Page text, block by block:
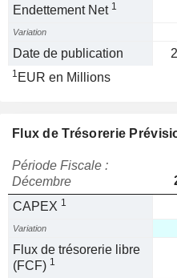
Endettement Net 1
Variation
Date de publication
1 EUR en Millions
Flux de Trésorerie
Période Fiscale :
Décembre
CAPEX 1
Variation
Flux de trésorerie libre
(FCF) 1